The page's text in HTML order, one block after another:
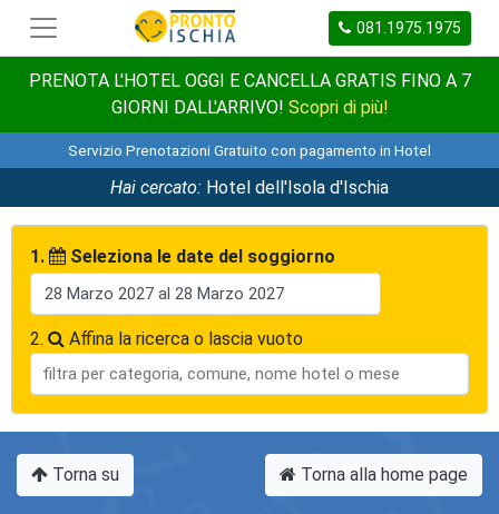
081.1975.1975
PRENOTA L'HOTEL OGGI E CANCELLA GRATIS FINO A 7
GIORNI DALL'ARRIVO! Scopri di più!
Servizio Prenotazioni Gratuito con pagamento in Hotel
Hai cercato: Hotel dell'Isola d'Ischia
1. Seleziona le date del soggiorno
2. Affina la ricerca o lascia vuoto
Torna su Torna alla home page